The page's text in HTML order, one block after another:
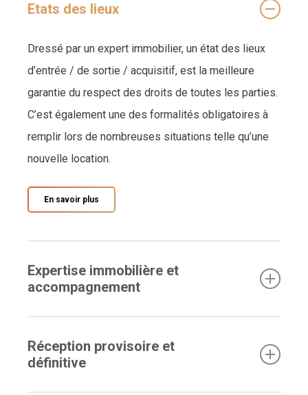
Etats des lieux
Dressé par un expert immobilier, un état des lieux
d’entrée / de sortie / acquisitif, est la meilleure
garantie du respect des droits de toutes les parties.
C’est également une des formalités obligatoires à
remplir lors de nombreuses situations telle qu’une
nouvelle location.
En savoir plus
Expertise immobilière et
accompagnement
fonction de différents critères objectifs et en
fonction du marché. Dans le cadre de votre futur
Réception provisoire et
définitive